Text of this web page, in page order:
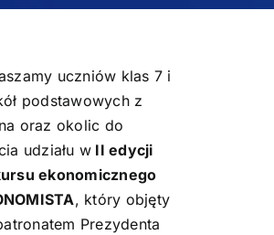
uczniów klas 7 i
podstawowych z
oraz okolic do
udziału w II edycji
ekonomicznego
, który objęty
Prezydenta